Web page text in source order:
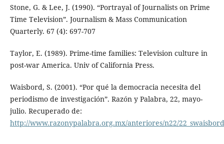
Stone, G. & Lee, J. (1990). “Portrayal of Journalists on Prime
Time Television”. Journalism & Mass Communication
Quarterly. 67 (4): 697-707
Taylor, E. (1989). Prime-time families: Television culture in
post-war America. Univ of California Press.
Waisbord, S. (2001). “Por qué la democracia necesita del
periodismo de investigación”. Razón y Palabra, 22, mayo-
julio. Recuperado de:
http://www.razonypalabra.org.mx/anteriores/n22/